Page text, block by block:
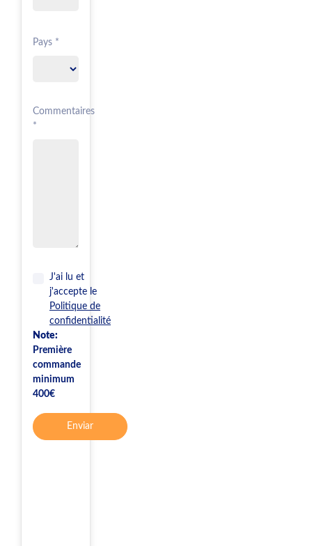
Pays *
Commentaires
*
J'ai lu et
j'accepte le
Politique de
confidentialité
Note:
Première
commande
minimum
400€
Enviar